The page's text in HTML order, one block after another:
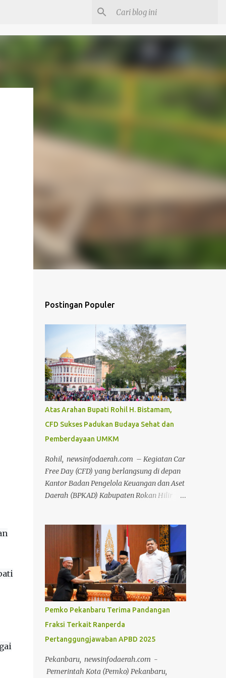
Postingan Populer
Atas Arahan Bupati Rohil H. Bistamam,
CFD Sukses Padukan Budaya Sehat dan
Pemberdayaan UMKM
Rohil, newsinfodaerah.com – Kegiatan Car
Free Day (CFD) yang berlangsung di depan
Kantor Badan Pengelola Keuangan dan Aset
Daerah (BPKAD) Kabupaten Rokan Hilir
masyarakat setempat. Acara mingguan ini
dilaksanakan atas arahan langsung Bupati
Rokan Hilir, H. Bistamam, dan didukung
penuh oleh Pemerintah Kabupaten Rokan
Hilir. Agenda tersebut menjadi upaya nyata
pemerintah untuk terus mendorong budaya
hidup sehat sekaligus menghidupkan ruang
publik yang positif bagi warga. Sejak pagi,
warga dari berbagai kalangan usia
memanfaatkan momen bebas kendaraan
senam bersama, joging, hingga bersepeda.
Pemko Pekanbaru Terima Pandangan
Fraksi Terkait Ranperda
Pertanggungjawaban APBD 2025
Pekanbaru, newsinfodaerah.com -
Pemerintah Kota (Pemko) Pekanbaru,